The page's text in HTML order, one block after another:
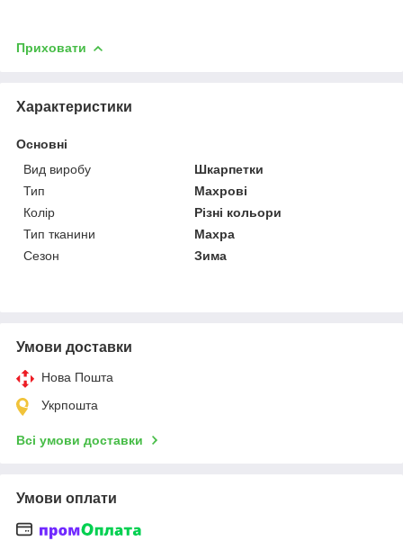
Приховати
Характеристики
Основні
Вид виробу
Шкарпетки
Тип
Махрові
Колір
Різні кольори
Тип тканини
Махра
Сезон
Зима
Умови доставки
Нова Пошта
Укрпошта
Всі умови доставки
Умови оплати